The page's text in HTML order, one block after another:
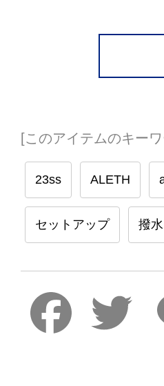
[このアイテムのキー
23ss ALETH
セットアップ 撥水